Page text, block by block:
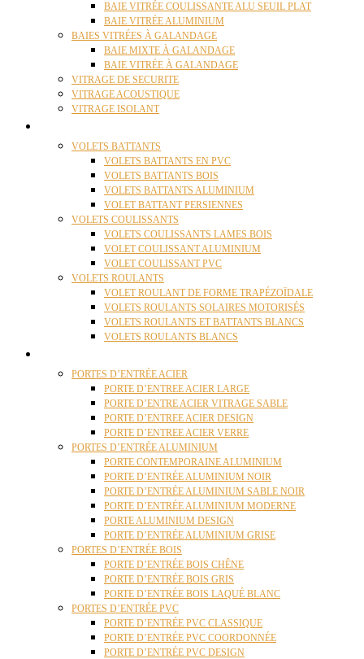
BAIE VITRÉE COULISSANTE ALU SEUIL PLAT
BAIE VITRÉE ALUMINIUM
BAIES VITRÉES À GALANDAGE
BAIE MIXTE À GALANDAGE
BAIE VITRÉE À GALANDAGE
VITRAGE DE SECURITE
VITRAGE ACOUSTIQUE
VITRAGE ISOLANT
VOLETS BATTANTS
VOLETS BATTANTS EN PVC
VOLETS BATTANTS BOIS
VOLETS BATTANTS ALUMINIUM
VOLET BATTANT PERSIENNES
VOLETS COULISSANTS
VOLETS COULISSANTS LAMES BOIS
VOLET COULISSANT ALUMINIUM
VOLET COULISSANT PVC
VOLETS ROULANTS
VOLET ROULANT DE FORME TRAPÉZOÏDALE
VOLETS ROULANTS SOLAIRES MOTORISÉS
VOLETS ROULANTS ET BATTANTS BLANCS
VOLETS ROULANTS BLANCS
PORTES D’ENTRÉE ACIER
PORTE D’ENTREE ACIER LARGE
PORTE D’ENTRE ACIER VITRAGE SABLE
PORTE D’ENTREE ACIER DESIGN
PORTE D’ENTREE ACIER VERRE
PORTES D’ENTRÉE ALUMINIUM
PORTE CONTEMPORAINE ALUMINIUM
PORTE D’ENTRÉE ALUMINIUM NOIR
PORTE D’ENTRÉE ALUMINIUM SABLE NOIR
PORTE D’ENTRÉE ALUMINIUM MODERNE
PORTE ALUMINIUM DESIGN
PORTE D’ENTRÉE ALUMINIUM GRISE
PORTES D’ENTRÉE BOIS
PORTE D’ENTRÉE BOIS CHÊNE
PORTE D’ENTRÉE BOIS GRIS
PORTE D’ENTRÉE BOIS LAQUÉ BLANC
PORTES D’ENTRÉE PVC
PORTE D’ENTRÉE PVC CLASSIQUE
PORTE D’ENTRÉE PVC COORDONNÉE
PORTE D’ENTRÉE PVC DESIGN